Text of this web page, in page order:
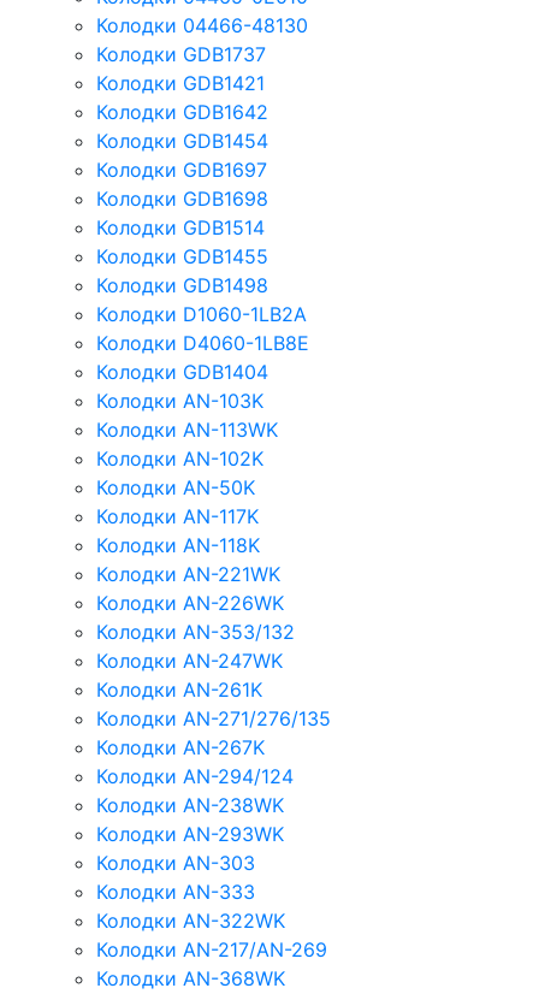
Колодки 04466-48130
Колодки GDB1737
Колодки GDB1421
Колодки GDB1642
Колодки GDB1454
Колодки GDB1697
Колодки GDB1698
Колодки GDB1514
Колодки GDB1455
Колодки GDB1498
Колодки D1060-1LB2A
Колодки D4060-1LB8E
Колодки GDB1404
Колодки AN-103K
Колодки AN-113WK
Колодки AN-102K
Колодки AN-50K
Колодки AN-117K
Колодки AN-118K
Колодки AN-221WK
Колодки AN-226WK
Колодки AN-353/132
Колодки AN-247WK
Колодки AN-261K
Колодки AN-271/276/135
Колодки AN-267K
Колодки AN-294/124
Колодки AN-238WK
Колодки AN-293WK
Колодки AN-303
Колодки AN-333
Колодки AN-322WK
Колодки AN-217/AN-269
Колодки AN-368WK